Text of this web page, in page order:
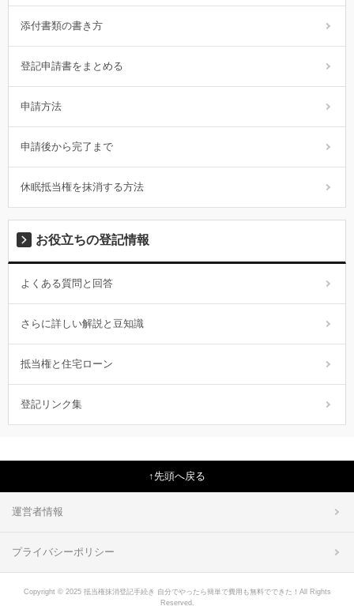
添付書類の書き方
登記申請書をまとめる
申請方法
申請後から完了まで
休眠抵当権を抹消する方法
お役立ちの登記情報
よくある質問と回答
さらに詳しい解説と豆知識
抵当権と住宅ローン
登記リンク集
先頭へ戻る
運営者情報
プライバシーポリシー
Copyright © 2025 抵当権抹消登記手続き 自分でやったら簡単で費用も無料でできた！All Rights
Reserved.